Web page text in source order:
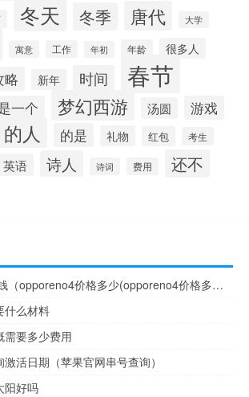
冬天 冬季 唐代 大学
寓意 工作 年初 年龄 很多人
略 新年 时间 春节
一个 梦幻西游 汤圆 游戏
的人 的是 礼物 红包 考生
英语 诗人 诗词 费用 还不
oppoReno4多少钱（opporeno4价格多少(opporeno4价格多少钱)）
什么材料
需要多少费用
活日期（苹果官网串号查询）
阳好吗